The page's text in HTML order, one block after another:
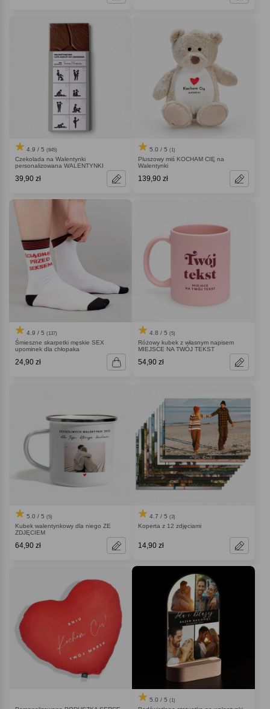
4.9 / 5 (845)
Czekolada na Walentynki
personalizowana WALENTYNKI
39,90 zł
5.0 / 5 (1)
Pluszowy miś KOCHAM CIĘ na
Walentynki
139,90 zł
4.9 / 5 (137)
Śmieszne skarpetki męskie SEX
upominek dla chłopaka
24,90 zł
4.8 / 5 (5)
Różowy kubek z własnym napisem
MIEJSCE NA TWÓJ TEKST
54,90 zł
5.0 / 5 (5)
Kubek walentynkowy dla niego ZE
ZDJĘCIEM
64,90 zł
4.7 / 5 (3)
Koperta z 12 zdjęciami
14,90 zł
5.0 / 5 (1)